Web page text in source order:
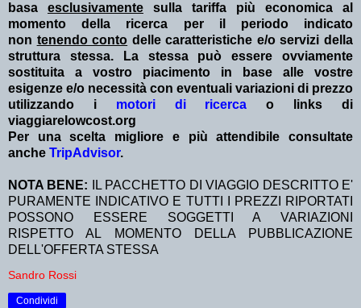
basa esclusivamente sulla tariffa più economica al
momento della ricerca per il periodo indicato
non tenendo conto delle caratteristiche e/o servizi della
struttura stessa. La stessa può essere ovviamente
sostituita a vostro piacimento in base alle vostre
esigenze e/o necessità con eventuali variazioni di prezzo
utilizzando i motori di ricerca o links di
viaggiarelowcost.org
Per una scelta migliore e più attendibile consultate
anche TripAdvisor.
NOTA BENE:
IL PACCHETTO DI VIAGGIO DESCRITTO E'
PURAMENTE INDICATIVO E TUTTI I PREZZI RIPORTATI
POSSONO ESSERE SOGGETTI A VARIAZIONI
RISPETTO AL MOMENTO DELLA PUBBLICAZIONE
DELL'OFFERTA STESSA
Sandro Rossi
Condividi